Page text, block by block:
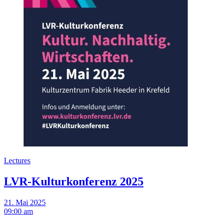
Lectures
LVR-Kulturkonferenz 2025
21. Mai 2025
09:00 am